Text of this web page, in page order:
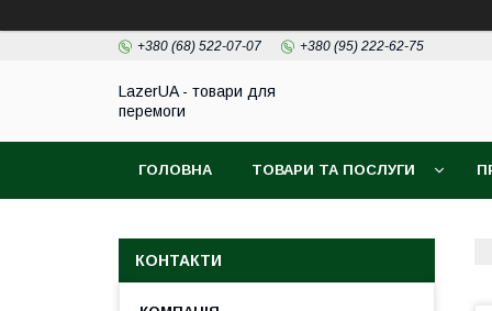
+380 (68) 522-07-07 +380 (95) 222-62-75
LazerUA - товари для
перемоги
ГОЛОВНА ТОВАРИ ТА ПОСЛУГИ
КОНТАКТИ